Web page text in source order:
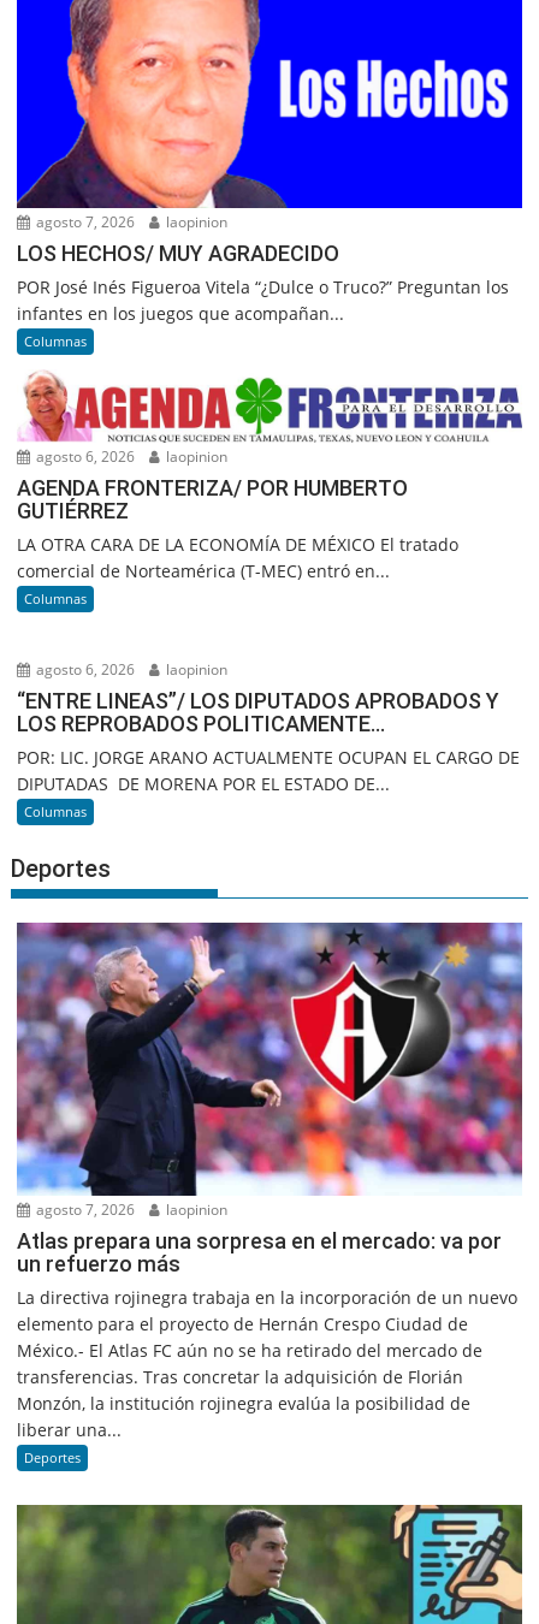
agosto 7, 2026 laopinion
LOS HECHOS/ MUY AGRADECIDO
POR José Inés Figueroa Vitela “¿Dulce o Truco?” Preguntan los
infantes en los juegos que acompañan...
Columnas
agosto 6, 2026 laopinion
AGENDA FRONTERIZA/ POR HUMBERTO
GUTIÉRREZ
LA OTRA CARA DE LA ECONOMÍA DE MÉXICO El tratado
comercial de Norteamérica (T-MEC) entró en...
Columnas
agosto 6, 2026 laopinion
“ENTRE LINEAS”/ LOS DIPUTADOS APROBADOS Y
LOS REPROBADOS POLITICAMENTE…
POR: LIC. JORGE ARANO ACTUALMENTE OCUPAN EL CARGO DE
DIPUTADAS DE MORENA POR EL ESTADO DE...
Columnas
Deportes
agosto 7, 2026 laopinion
Atlas prepara una sorpresa en el mercado: va por
un refuerzo más
La directiva rojinegra trabaja en la incorporación de un nuevo
elemento para el proyecto de Hernán Crespo Ciudad de
México.- El Atlas FC aún no se ha retirado del mercado de
transferencias. Tras concretar la adquisición de Florián
Monzón, la institución rojinegra evalúa la posibilidad de
liberar una...
Deportes